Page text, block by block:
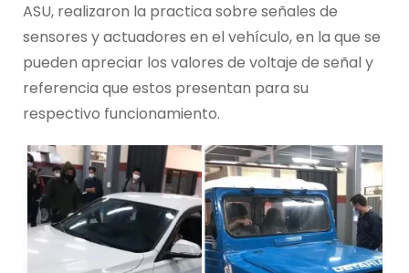
ASU, realizaron la practica sobre señales de
sensores y actuadores en el vehículo, en la que se
pueden apreciar los valores de voltaje de señal y
referencia que estos presentan para su
respectivo funcionamiento.